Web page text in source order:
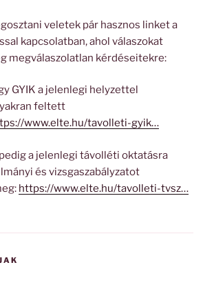
veletek pár hasznos linket a
kapcsolatban, ahol válaszokat
megválaszolatlan kérdéseitekre:
GYIK a jelenlegi helyzettel
feltett
www.elte.hu/tavolleti-gyik…
a jelenlegi távolléti oktatásra
és vizsgaszabályzatot
https://www.elte.hu/tavolleti-tvsz…